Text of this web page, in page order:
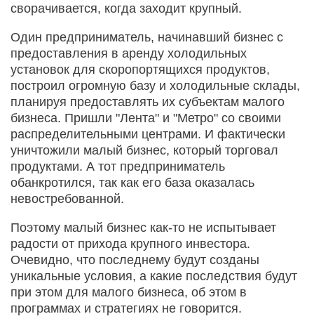
сворачивается, когда заходит крупный.
Один предприниматель, начинавший бизнес с
предоставления в аренду холодильных
установок для скоропортящихся продуктов,
построил огромную базу и холодильные склады,
планируя предоставлять их субъектам малого
бизнеса. Пришли "Лента" и "Метро" со своими
распределительными центрами. И фактически
уничтожили малый бизнес, который торговал
продуктами. А тот предприниматель
обанкротился, так как его база оказалась
невостребованной.
Поэтому малый бизнес как-то не испытывает
радости от прихода крупного инвестора.
Очевидно, что последнему будут созданы
уникальные условия, а какие последствия будут
при этом для малого бизнеса, об этом в
программах и стратегиях не говорится.